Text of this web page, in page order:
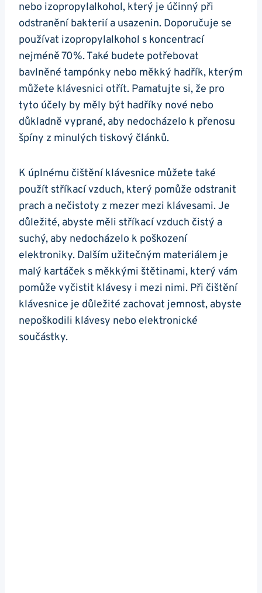
nebo izopropylalkohol, který je účinný při
odstranění bakterií a usazenin. Doporučuje se
používat izopropylalkohol s koncentrací
nejméně 70%. ‌Také budete potřebovat
bavlněné tampónky nebo měkký hadřík,⁤ kterým
můžete klávesnici otřít. Pamatujte si, že ‍pro
tyto účely by měly být hadříky​ nové nebo‌
důkladně vyprané, aby nedocházelo k přenosu​
špíny‍ z minulých tiskový článků.
K úplnému⁤ čištění klávesnice můžete také
použít⁤ stříkací vzduch, který pomůže odstranit
prach a nečistoty z mezer mezi klávesami. Je
důležité, abyste měli stříkací vzduch čistý ​a
suchý, aby nedocházelo k poškození
elektroniky. Dalším užitečným materiálem je​
malý kartáček s měkkými štětinami, který vám
pomůže vyčistit klávesy i mezi nimi. Při ⁢čištění
klávesnice je důležité zachovat jemnost, abyste
nepoškodili klávesy nebo elektronické
součástky.